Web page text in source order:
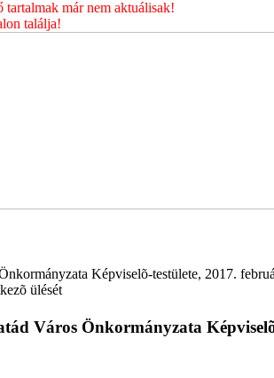
már nem aktuálisak!
találja!
Képviselõ-testülete, 2017.
ülését
Város Önkormányzata